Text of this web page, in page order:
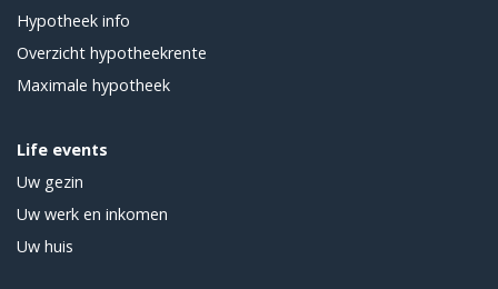
Hypotheek info
Overzicht hypotheekrente
Maximale hypotheek
Life events
Uw gezin
Uw werk en inkomen
Uw huis